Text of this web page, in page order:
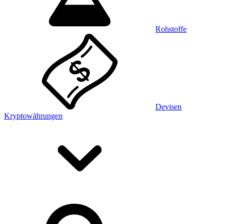
Rohstoffe
Devisen
Kryptowährungen